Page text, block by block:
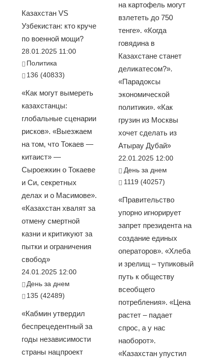
Казахстан VS
Узбекистан: кто круче
по военной мощи?
28.01.2025 11:00
Политика
136 (40833)
«Как могут вымереть
казахстанцы:
глобальные сценарии
рисков». «Выезжаем
на том, что Токаев —
китаист» —
Сыроежкин о Токаеве
и Си, секретных
делах и о Масимове».
«Казахстан хвалят за
отмену смертной
казни и критикуют за
пытки и ограничения
свобод»
24.01.2025 12:00
День за днем
135 (42489)
«Кабмин утвердил
беспрецедентный за
годы независимости
страны нацпроект
на картофель могут
взлететь до 750
тенге». «Когда
говядина в
Казахстане станет
деликатесом?».
«Парадоксы
экономической
политики». «Как
грузин из Москвы
хочет сделать из
Атырау Дубай»
22.01.2025 12:00
День за днем
1119 (40257)
«Правительство
упорно игнорирует
запрет президента на
создание единых
операторов». «Хлеба
и зрелищ – тупиковый
путь к обществу
всеобщего
потребления». «Цена
растет – падает
спрос, а у нас
наоборот».
«Казахстан упустил